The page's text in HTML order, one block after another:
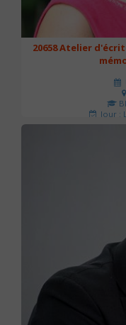
20658 Atelier
Jour :